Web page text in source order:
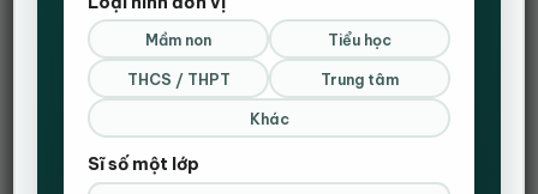
Mầm non Tiểu học
THCS / THPT Trung tâm
Khác
Sĩ số một lớp